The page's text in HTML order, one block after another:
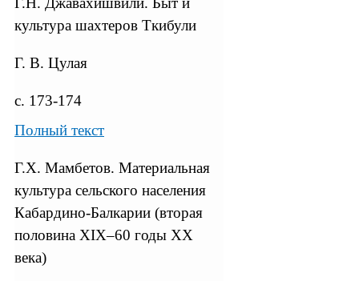
культура шахтеров Ткибули
Г. В. Цулая
с. 173-174
Полный текст
Г.X. Мамбетов. Материальная
культура сельского населения
Кабардино-Балкарии (вторая
половина XIX–60 годы XX
века)